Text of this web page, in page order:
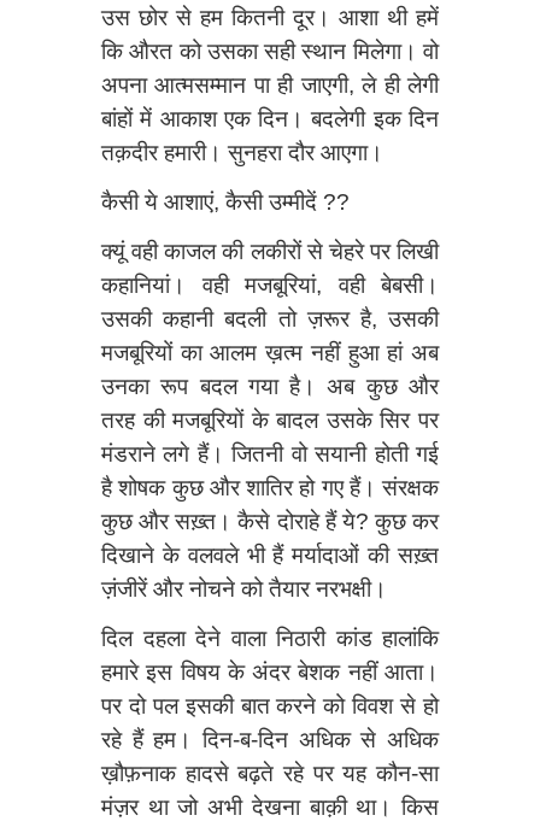
उस छोर से हम कितनी दूर। आशा थी हमें
कि औरत को उसका सही स्थान मिलेगा। वो
अपना आत्मसम्मान पा ही जाएगी, ले ही लेगी
बांहों में आकाश एक दिन। बदलेगी इक दिन
तक़दीर हमारी। सुनहरा दौर आएगा।
कैसी ये आशाएं, कैसी उम्मीदें ??
क्यूं वही काजल की लकीरों से चेहरे पर लिखी
कहानियां। वही मजबूरियां, वही बेबसी।
उसकी कहानी बदली तो ज़रूर है, उसकी
मजबूरियों का आलम ख़त्म नहीं हुआ हां अब
उनका रूप बदल गया है। अब कुछ और
तरह की मजबूरियों के बादल उसके सिर पर
मंडराने लगे हैं। जितनी वो सयानी होती गई
है शोषक कुछ और शातिर हो गए हैं। संरक्षक
कुछ और सख़्त। कैसे दोराहे हैं ये? कुछ कर
दिखाने के वलवले भी हैं मर्यादाओं की सख़्त
ज़ंजीरें और नोचने को तैयार नरभक्षी।
दिल दहला देने वाला निठारी कांड हालांकि
हमारे इस विषय के अंदर बेशक नहीं आता।
पर दो पल इसकी बात करने को विवश से हो
रहे हैं हम। दिन-ब-दिन अधिक से अधिक
ख़ौफ़नाक हादसे बढ़ते रहे पर यह कौन-सा
मंज़र था जो अभी देखना बाक़ी था। किस